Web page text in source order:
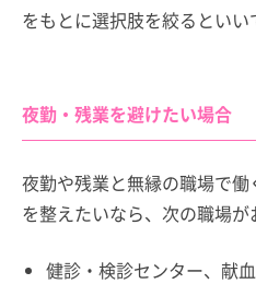
をもとに選択肢を絞るといい
夜勤・残業を避けたい場合
夜勤や残業と無縁の職場で
を整えたいなら、次の職場が
健診・検診センター、献